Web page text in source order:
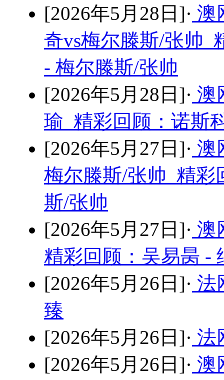
[2026年5月28日]· 澳
奇vs梅尔滕斯/张帅
- 梅尔滕斯/张帅
[2026年5月28日]· 澳
瑜 精彩回顾：诺斯
[2026年5月27日]· 澳
梅尔滕斯/张帅 精彩
斯/张帅
[2026年5月27日]· 澳
精彩回顾：吴易昺 -
[2026年5月26日]· 法
臻
[2026年5月26日]· 法
[2026年5月26日]· 澳